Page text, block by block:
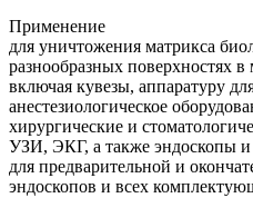
Применение
для уничтожения матрикса
разнообразных поверхностях
включая кувезы, аппаратуру
анестезиологическое
хирургические и
УЗИ, ЭКГ, а также эндоскопы
для предварительной и
эндоскопов и всех